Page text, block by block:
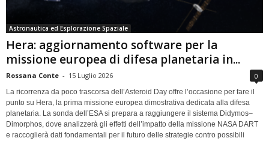
Astronautica ed Esplorazione Spaziale
Hera: aggiornamento software per la
missione europea di difesa planetaria in...
Rossana Conte - 15 Luglio 2026 0
La ricorrenza da poco trascorsa dell’Asteroid Day offre l’occasione per fare il
punto su Hera, la prima missione europea dimostrativa dedicata alla difesa
planetaria. La sonda dell’ESA si prepara a raggiungere il sistema Didymos–
Dimorphos, dove analizzerà gli effetti dell’impatto della missione NASA DART
e raccoglierà dati fondamentali per il futuro delle strategie contro possibili